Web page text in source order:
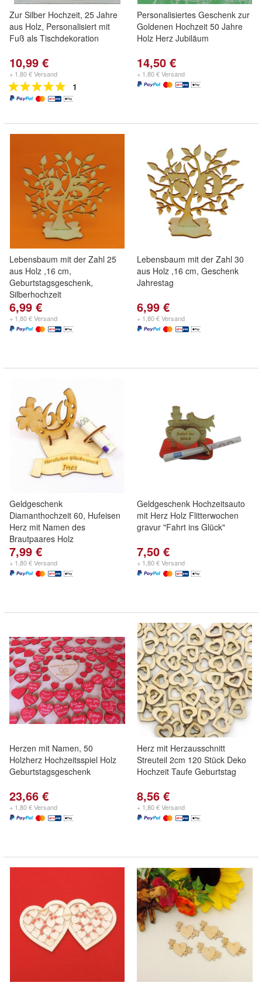
Zur Silber Hochzeit, 25 Jahre
aus Holz, Personalisiert mit
Fuß als Tischdekoration
10,99 €
+ 1,80 € Versand
1
Personalisiertes Geschenk zur
Goldenen Hochzeit 50 Jahre
Holz Herz Jubiläum
14,50 €
+ 1,80 € Versand
Lebensbaum mit der Zahl 25
aus Holz ,16 cm,
Geburtstagsgeschenk,
Silberhochzeit
6,99 €
+ 1,80 € Versand
Lebensbaum mit der Zahl 30
aus Holz ,16 cm, Geschenk
Jahrestag
6,99 €
+ 1,80 € Versand
Geldgeschenk
Diamanthochzeit 60, Hufeisen
Herz mit Namen des
Brautpaares Holz
7,99 €
+ 1,80 € Versand
Geldgeschenk Hochzeitsauto
mit Herz Holz Flitterwochen
gravur "Fahrt ins Glück"
7,50 €
+ 1,80 € Versand
Herzen mit Namen, 50
Holzherz Hochzeitsspiel Holz
Geburtstagsgeschenk
23,66 €
+ 1,80 € Versand
Herz mit Herzausschnitt
Streuteil 2cm 120 Stück Deko
Hochzeit Taufe Geburtstag
8,56 €
+ 1,80 € Versand